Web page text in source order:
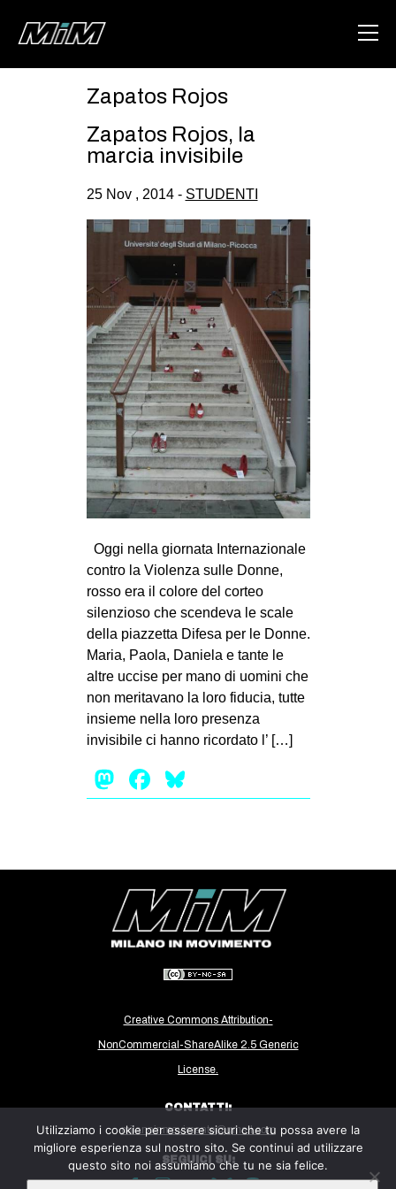
HOME
ABOUT
AREA
DEGENERAZIONE
GAZA FREESTYLE
CSOA LAMBRETTA
MSM
STUDENTI TSUNAMI
ZAM
MILANO
MOBILITAZIONI
SPAZI
SPORT POPOLARE
AMBIENTE
ANTIFASCISMO
GENERI
MIGRAZIONI
PRECARIATO
REPRESSIONE
STUDENTI
CINEMA
MANIFESTI
MUSICA
AFRICA
MEDIO ORIENTE
MONDO
Zapatos Rojos
Zapatos Rojos, la
marcia invisibile
25 Nov , 2014 - STUDENTI
Oggi nella giornata Internazionale
contro la Violenza sulle Donne,
rosso era il colore del corteo
silenzioso che scendeva le scale
della piazzetta Difesa per le Donne.
Maria, Paola, Daniela e tante le
altre uccise per mano di uomini che
non meritavano la loro fiducia, tutte
insieme nella loro presenza
invisibile ci hanno ricordato l’ […]
Mastodon
Facebook
Creative Commons Attribution-
NonCommercial-ShareAlike 2.5 Generic
License.
CONTATTI:
milanoinmovimento@gmail.com
SEGUICI SU:
Utilizziamo i cookie per essere sicuri che tu possa avere la
migliore esperienza sul nostro sito. Se continui ad utilizzare
questo sito noi assumiamo che tu ne sia felice.